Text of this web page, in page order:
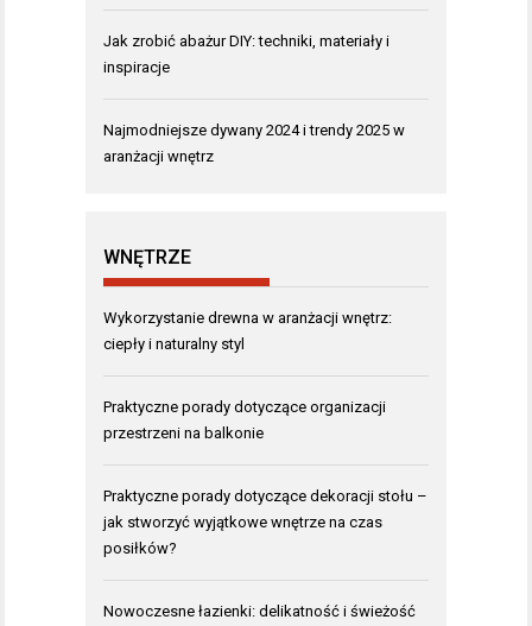
Jak zrobić abażur DIY: techniki, materiały i
inspiracje
Najmodniejsze dywany 2024 i trendy 2025 w
aranżacji wnętrz
WNĘTRZE
Wykorzystanie drewna w aranżacji wnętrz:
ciepły i naturalny styl
Praktyczne porady dotyczące organizacji
przestrzeni na balkonie
Praktyczne porady dotyczące dekoracji stołu –
jak stworzyć wyjątkowe wnętrze na czas
posiłków?
Nowoczesne łazienki: delikatność i świeżość